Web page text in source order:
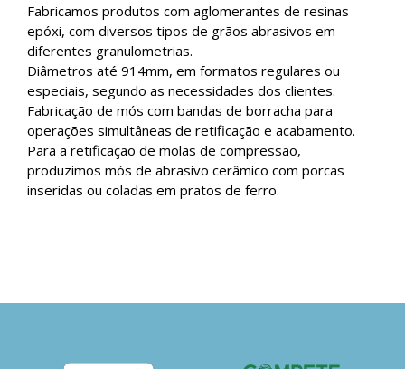
Fabricamos produtos com aglomerantes de resinas
epóxi, com diversos tipos de grãos abrasivos em
diferentes granulometrias.
Diâmetros até 914mm, em formatos regulares ou
especiais, segundo as necessidades dos clientes.
Fabricação de mós com bandas de borracha para
operações simultâneas de retificação e acabamento.
Para a retificação de molas de compressão,
produzimos mós de abrasivo cerâmico com porcas
inseridas ou coladas em pratos de ferro.